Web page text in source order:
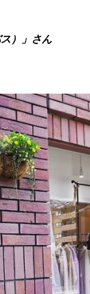
）」さん